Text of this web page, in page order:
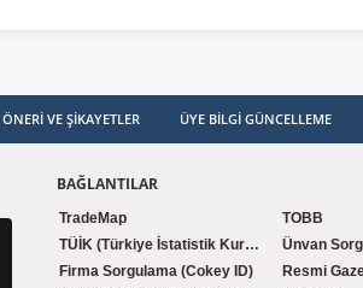
VE ŞIKAYETLER ÜYE BILGI GÜNCELLEME
BAĞLANTILAR
TradeMap TOBB
TÜİK (Türkiye İstatistik Kurumu)
Ünvan
Firma Sorgulama (Cokey ID)
Resmi